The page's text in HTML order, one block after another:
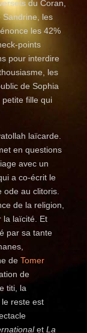
du Coran,
Sandrine, les
les 42%
points
pour interdire
les
de Sophia
fille qui
laïcarde.
en questions
avec un
a co-écrit le
ode au clitoris.
de la religion,
la laïcité. Et
par sa tante
deTomer
de
titi, la
reste est
etLa